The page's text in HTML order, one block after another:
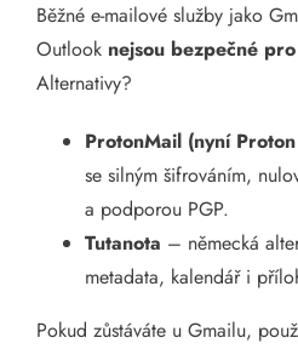
Běžné e-mailové služby jako
Outlook nejsou bezpečné
Alternativy?
ProtonMail (nyní
se silným šifrováním,
a podporou PGP.
Tutanota – německá
metadata, kalendář i
Pokud zůstáváte u Gmailu,